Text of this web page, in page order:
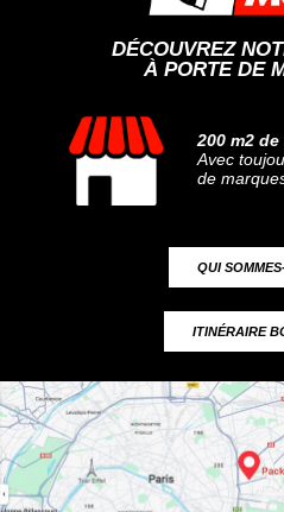
DÉCOUVREZ
À PORTE DE
200 m2
Avec
de
QUI
ITINÉRAIRE